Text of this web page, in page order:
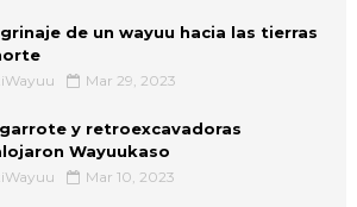
de un wayuu hacia las tierras
Mar 29, 2023
y retroexcavadoras
Wayuukaso
Mar 10, 2023